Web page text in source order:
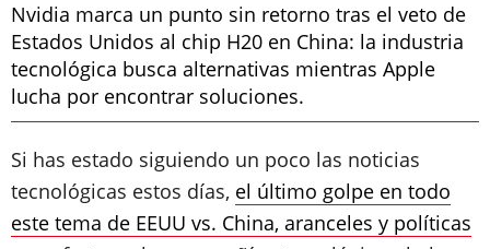
Nvidia marca un punto sin retorno tras el veto de
Estados Unidos al chip H20 en China: la industria
tecnológica busca alternativas mientras Apple
lucha por encontrar soluciones.
Si has estado siguiendo un poco las noticias
tecnológicas estos días, el último golpe en todo
este tema de EEUU vs. China, aranceles y políticas